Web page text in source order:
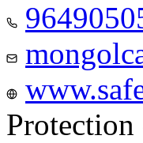
Protection